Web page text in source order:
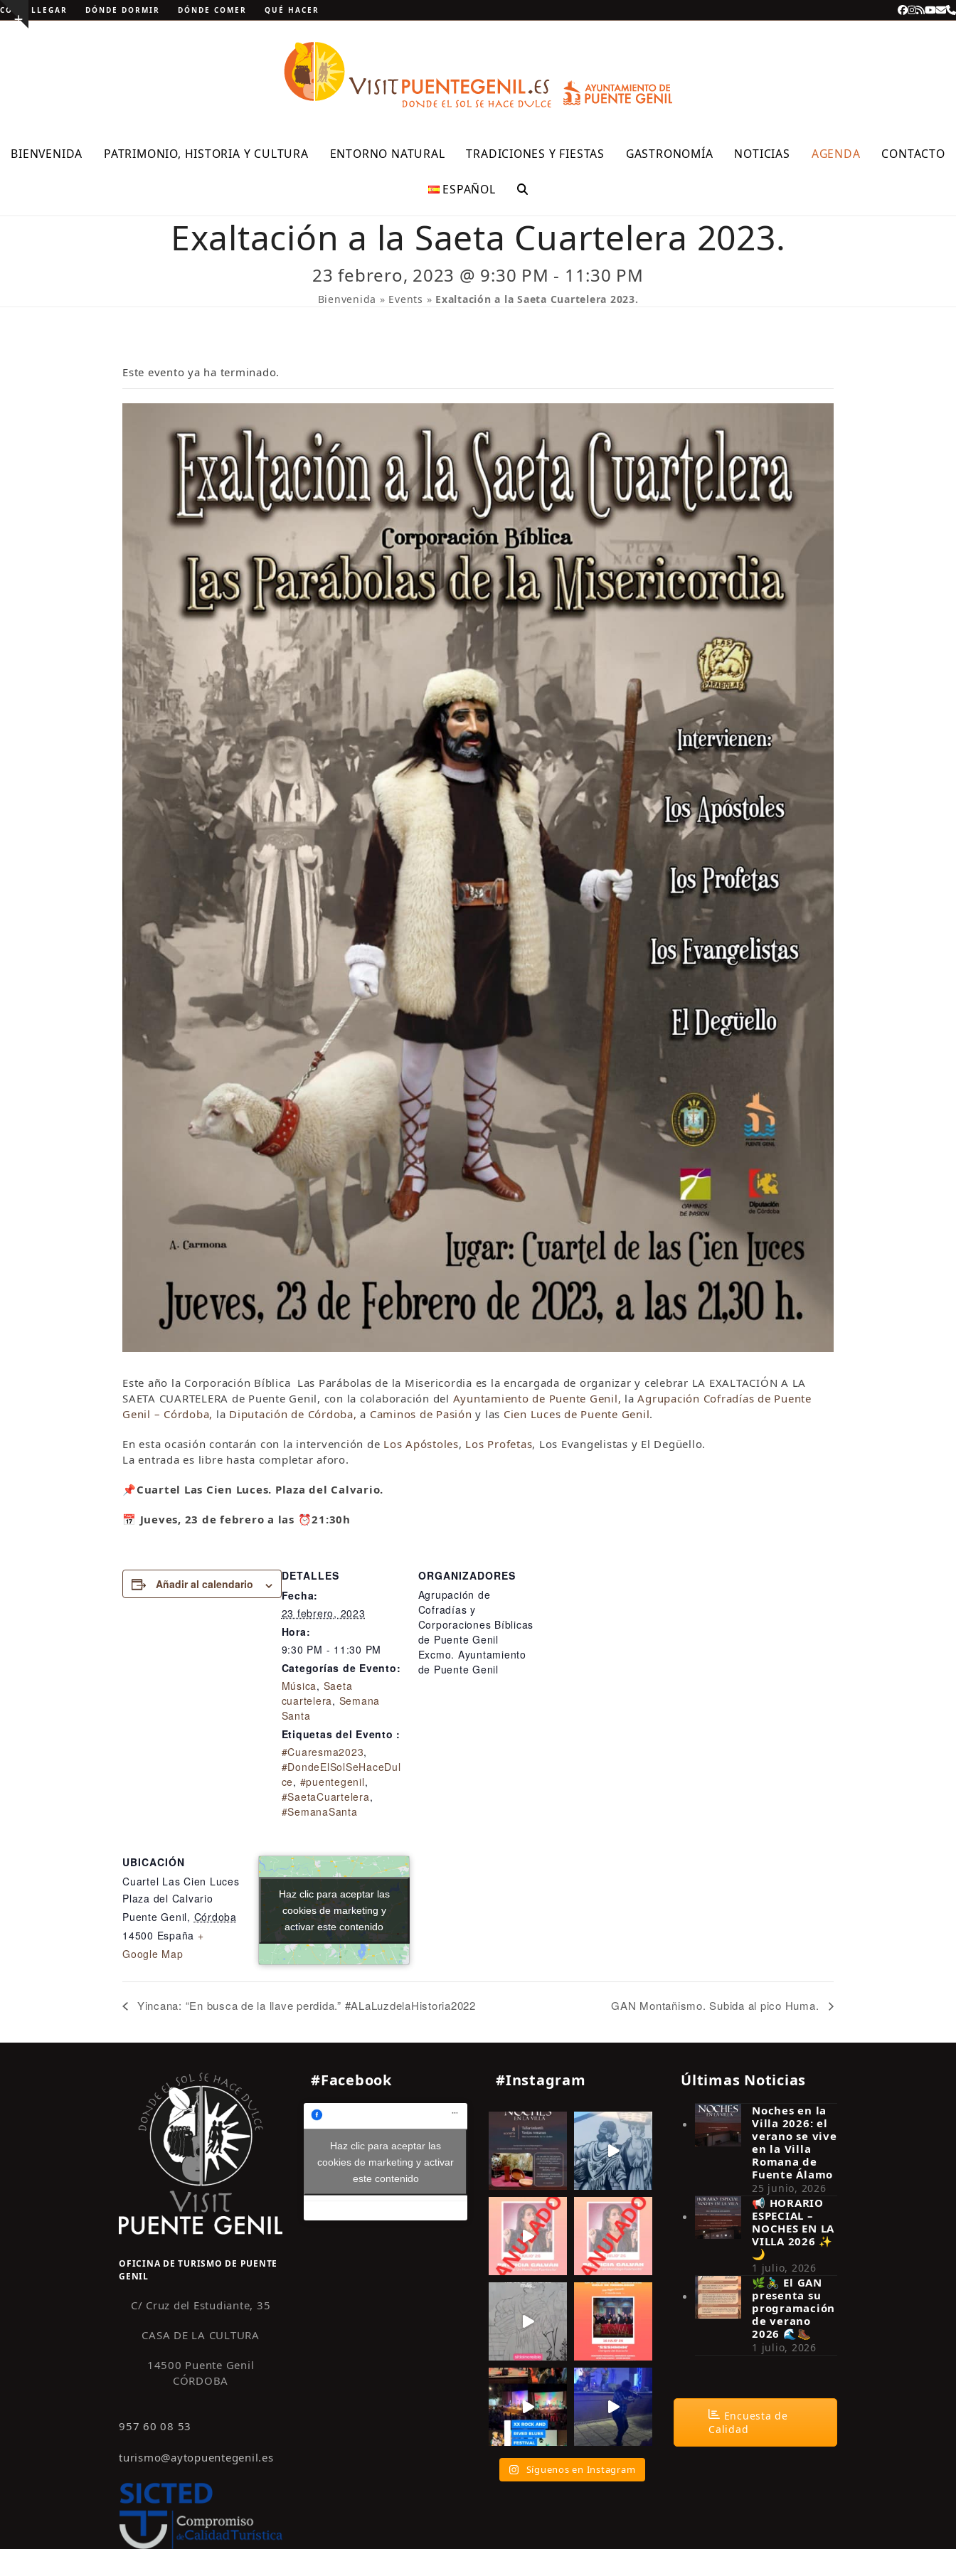
Skip
to Show
CÓMO LLEGAR DÓNDE DORMIR DÓNDE COMER QUÉ HACER Facebook
RSS
BIENVENIDA PATRIMONIO, HISTORIA Y CULTURA ENTORNO NATURAL TRADICIONES Y FIESTAS GASTRONOMÍA NOTICIAS AGENDA CONTACTO
ESPAÑOL
Exaltación a la Saeta Cuartelera 2023.
23 febrero, 2023 @ 9:30 PM - 11:30 PM
Bienvenida » Events » Exaltación a la Saeta Cuartelera 2023.
Este evento ya ha terminado.
Este año la Corporación Bíblica Las Parábolas de la Misericordia es la encargada de organizar y celebrar LA EXALTACIÓN A LA
SAETA CUARTELERA de Puente Genil, con la colaboración del Ayuntamiento de Puente Genil, laAgrupación Cofradías de Puente
Genil – Córdoba, la Diputación de Córdoba, a Caminos de Pasión y las Cien Luces de Puente Genil.
En esta ocasión contarán con la intervención de Los Apóstoles, Los Profetas, Los Evangelistas y El Degüello.
La entrada es libre hasta completar aforo.
📌Cuartel Las Cien Luces. Plaza del Calvario.
📅 Jueves, 23 de febrero a las ⏰21:30h
Añadir al calendario
DETALLES
Fecha:
23 febrero, 2023
Hora:
9:30 PM - 11:30 PM
Categorías de Evento:
Música, Saeta
cuartelera, Semana
Santa
Etiquetas del Evento :
#Cuaresma2023,
#DondeElSolSeHaceDul
ce, #puentegenil,
#SaetaCuartelera,
#SemanaSanta
ORGANIZADORES
Agrupación de
Cofradías y
Corporaciones Bíblicas
de Puente Genil
Excmo. Ayuntamiento
de Puente Genil
UBICACIÓN
Cuartel Las Cien Luces
Plaza del Calvario
Puente Genil, Córdoba
14500 España +
Google Map
Haz clic para aceptar las
cookies de marketing y
activar este contenido
Haz clic para aceptar las
cookies de marketing y
activar este contenido
Yincana: “En busca de la llave perdida.” #ALaLuzdelaHistoria2022 GAN Montañismo. Subida al pico Huma.
OFICINA DE TURISMO DE PUENTE
GENIL
C/ Cruz del Estudiante, 35
CASA DE LA CULTURA
14500 Puente Genil
CÓRDOBA
957 60 08 53
turismo@aytopuentegenil.es
#Facebook
Haz clic para aceptar las
cookies de marketing y activar
este contenido
#Instagram
Síguenos en Instagram
Últimas Noticias
Noches en la
Villa 2026: el
verano se vive
en la Villa
Romana de
Fuente Álamo
25 junio, 2026
📢 HORARIO
ESPECIAL –
NOCHES EN LA
VILLA 2026 ✨
🌙
1 julio, 2026
🌿🚴‍♂️ El GAN
presenta su
programación
de verano
2026 🌊🥾
1 julio, 2026
Encuesta de
Calidad